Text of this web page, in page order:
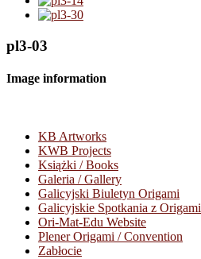
pl3-03
Image information
KB Artworks
KWB Projects
Książki / Books
Galeria / Gallery
Galicyjski Biuletyn Origami
Galicyjskie Spotkania z Origami
Ori-Mat-Edu Website
Plener Origami / Convention
Zabłocie